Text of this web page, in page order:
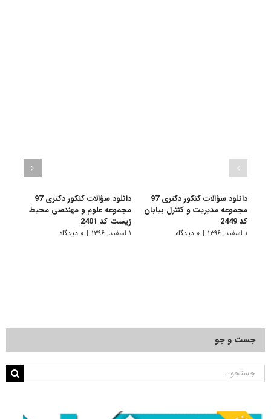
دانلود سؤالات کنکور دکتری 97
مجموعه مدیریت و کنترل بیابان
کد 2449
۱ اسفند, ۱۳۹۶ | ۰ دیدگاه
دانلود سؤالات کنکور دکتری 97
مجموعه علوم و مهندسی محیط
زیست کد 2401
۱ اسفند, ۱۳۹۶ | ۰ دیدگاه
جست و جو
جستجو